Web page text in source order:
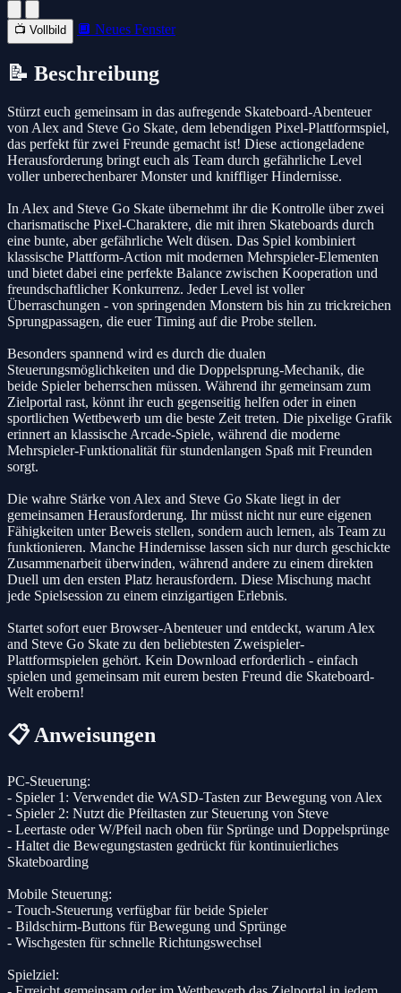
📺 Vollbild 🔲 Neues Fenster
📝 Beschreibung
Stürzt euch gemeinsam in das aufregende Skateboard-Abenteuer
von Alex and Steve Go Skate, dem lebendigen Pixel-Plattformspiel,
das perfekt für zwei Freunde gemacht ist! Diese actiongeladene
Herausforderung bringt euch als Team durch gefährliche Level
voller unberechenbarer Monster und kniffliger Hindernisse.
In Alex and Steve Go Skate übernehmt ihr die Kontrolle über zwei
charismatische Pixel-Charaktere, die mit ihren Skateboards durch
eine bunte, aber gefährliche Welt düsen. Das Spiel kombiniert
klassische Plattform-Action mit modernen Mehrspieler-Elementen
und bietet dabei eine perfekte Balance zwischen Kooperation und
freundschaftlicher Konkurrenz. Jeder Level ist voller
Überraschungen - von springenden Monstern bis hin zu trickreichen
Sprungpassagen, die euer Timing auf die Probe stellen.
Besonders spannend wird es durch die dualen
Steuerungsmöglichkeiten und die Doppelsprung-Mechanik, die
beide Spieler beherrschen müssen. Während ihr gemeinsam zum
Zielportal rast, könnt ihr euch gegenseitig helfen oder in einen
sportlichen Wettbewerb um die beste Zeit treten. Die pixelige Grafik
erinnert an klassische Arcade-Spiele, während die moderne
Mehrspieler-Funktionalität für stundenlangen Spaß mit Freunden
sorgt.
Die wahre Stärke von Alex and Steve Go Skate liegt in der
gemeinsamen Herausforderung. Ihr müsst nicht nur eure eigenen
Fähigkeiten unter Beweis stellen, sondern auch lernen, als Team zu
funktionieren. Manche Hindernisse lassen sich nur durch geschickte
Zusammenarbeit überwinden, während andere zu einem direkten
Duell um den ersten Platz herausfordern. Diese Mischung macht
jede Spielsession zu einem einzigartigen Erlebnis.
Startet sofort euer Browser-Abenteuer und entdeckt, warum Alex
and Steve Go Skate zu den beliebtesten Zweispieler-
Plattformspielen gehört. Kein Download erforderlich - einfach
spielen und gemeinsam mit eurem besten Freund die Skateboard-
Welt erobern!
📋 Anweisungen
PC-Steuerung:
- Spieler 1: Verwendet die WASD-Tasten zur Bewegung von Alex
- Spieler 2: Nutzt die Pfeiltasten zur Steuerung von Steve
- Leertaste oder W/Pfeil nach oben für Sprünge und Doppelsprünge
- Haltet die Bewegungstasten gedrückt für kontinuierliches
Skateboarding
Mobile Steuerung:
- Touch-Steuerung verfügbar für beide Spieler
- Bildschirm-Buttons für Bewegung und Sprünge
- Wischgesten für schnelle Richtungswechsel
Spielziel: